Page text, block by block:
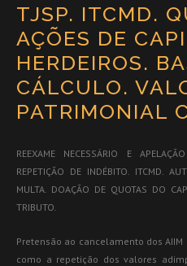
TJSP. ITCMD.
AÇÕES DE
HERDEIROS.
CÁLCULO.
PATRIMONIAL
REEXAME NECESSÁRIO E
REPETIÇÃO DE INDÉBITO. ITCMD.
MULTA. DOAÇÃO DE QUOTAS DO
TRIBUTO.
Pretensão ao cancelamento dos
como a repetição dos valores